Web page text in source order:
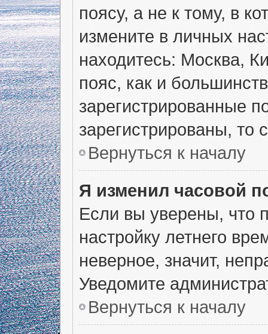
поясу, а не к тому, в
измените в личных
находитесь: Москва,
пояс, как и
зарегистрированные
зарегистрированы, то
Вернуться к началу
Я изменил часовой
Если вы уверены, что
настройку летнего
неверное, значит,
Уведомите
Вернуться к началу